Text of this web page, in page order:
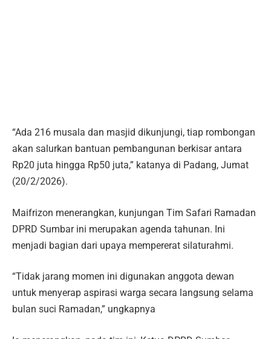
“Ada 216 musala dan masjid dikunjungi, tiap rombongan
akan salurkan bantuan pembangunan berkisar antara
Rp20 juta hingga Rp50 juta,” katanya di Padang, Jumat
(20/2/2026).
Maifrizon menerangkan, kunjungan Tim Safari Ramadan
DPRD Sumbar ini merupakan agenda tahunan. Ini
menjadi bagian dari upaya mempererat silaturahmi.
“Tidak jarang momen ini digunakan anggota dewan
untuk menyerap aspirasi warga secara langsung selama
bulan suci Ramadan,” ungkapnya